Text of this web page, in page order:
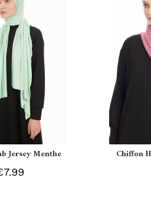
Jersey Menthe Chiffon